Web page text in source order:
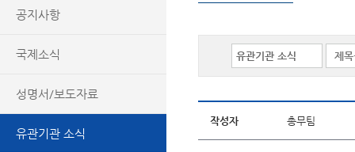
공지사항
국제소식
성명서/보도자료
유관기관 소식
작성자 총무팀